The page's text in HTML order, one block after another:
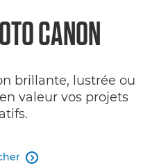
CANON
brillante, lustrée ou
valeur vos projets
